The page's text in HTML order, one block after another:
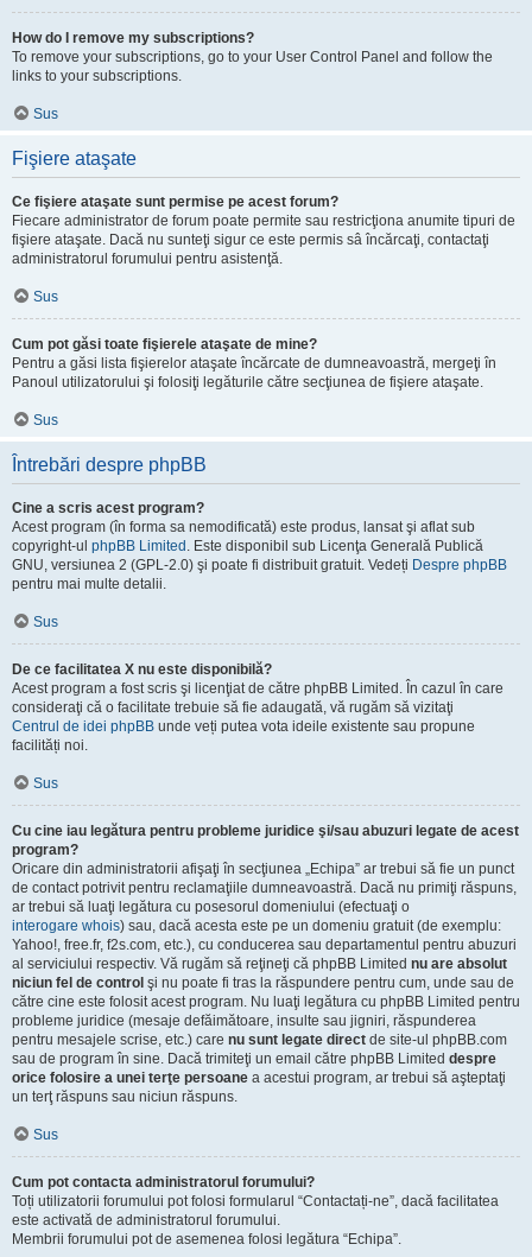
How do I remove my subscriptions?
To remove your subscriptions, go to your User Control Panel and follow the
links to your subscriptions.
Sus
Fişiere ataşate
Ce fişiere ataşate sunt permise pe acest forum?
Fiecare administrator de forum poate permite sau restricţiona anumite tipuri de
fişiere ataşate. Dacă nu sunteţi sigur ce este permis sâ încărcaţi, contactaţi
administratorul forumului pentru asistenţă.
Sus
Cum pot găsi toate fişierele ataşate de mine?
Pentru a găsi lista fişierelor ataşate încărcate de dumneavoastră, mergeţi în
Panoul utilizatorului şi folosiţi legăturile către secţiunea de fişiere ataşate.
Sus
Întrebări despre phpBB
Cine a scris acest program?
Acest program (în forma sa nemodificată) este produs, lansat şi aflat sub
copyright-ul phpBB Limited . Este disponibil sub Licenţa Generală Publică
GNU, versiunea 2 (GPL-2.0) şi poate fi distribuit gratuit. Vedeți Despre phpBB
pentru mai multe detalii.
Sus
De ce facilitatea X nu este disponibilă?
Acest program a fost scris şi licenţiat de către phpBB Limited. În cazul în care
consideraţi că o facilitate trebuie să fie adaugată, vă rugăm să vizitaţi
Centrul de idei phpBB unde veți putea vota ideile existente sau propune
facilități noi.
Sus
Cu cine iau legătura pentru probleme juridice şi/sau abuzuri legate de acest
program?
Oricare din administratorii afişaţi în secţiunea „Echipa” ar trebui să fie un punct
de contact potrivit pentru reclamaţiile dumneavoastră. Dacă nu primiţi răspuns,
ar trebui să luaţi legătura cu posesorul domeniului (efectuaţi o
interogare whois) sau, dacă acesta este pe un domeniu gratuit (de exemplu:
Yahoo!, free.fr, f2s.com, etc.), cu conducerea sau departamentul pentru abuzuri
al serviciului respectiv. Vă rugăm să reţineţi că phpBB Limited nu are absolut
niciun fel de control şi nu poate fi tras la răspundere pentru cum, unde sau de
către cine este folosit acest program. Nu luaţi legătura cu phpBB Limited pentru
probleme juridice (mesaje defăimătoare, insulte sau jigniri, răspunderea
pentru mesajele scrise, etc.) care nu sunt legate direct de site-ul phpBB.com
sau de program în sine. Dacă trimiteţi un email către phpBB Limited despre
orice folosire a unei terţe persoane a acestui program, ar trebui să aşteptaţi
un terţ răspuns sau niciun răspuns.
Sus
Cum pot contacta administratorul forumului?
Toți utilizatorii forumului pot folosi formularul “Contactați-ne”, dacă facilitatea
este activată de administratorul forumului.
Membrii forumului pot de asemenea folosi legătura “Echipa”.